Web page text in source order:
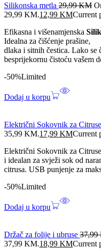
Silikonska metla 29,99KM
29,99 KM.12,99 KMCurrent
Efikasna i višenamjenska
Idealna za čišćenje prašine,
dlaka i sitnih čestica. Lako
besprijekornu čistoću vašem
-50%Limited
Dodaj u korpu
Električni Sokovnik za Citruse
35,99 KM.17,99 KMCurrent
Električni Sokovnik za
i idealan za svježi sok od
citrusa. USB punjenje za
-50%Limited
Dodaj u korpu
Držač za folije i ubruse 37,99
37,99 KM.18,99 KMCurrent